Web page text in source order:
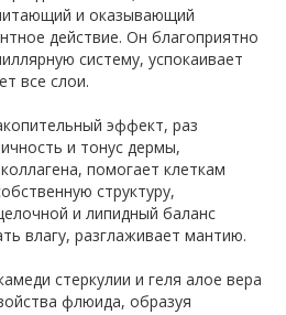
и оказывающий
действие. Он благоприятно
систему, успокаивает
все слои.
эффект, раз
и тонус дермы,
помогает клеткам
структуру,
и липидный баланс
влагу, разглаживает мантию.
стеркулии и геля алое вера
флюида, образуя